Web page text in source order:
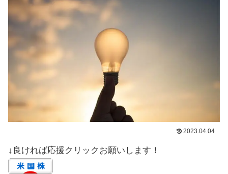
2023.04.04
↓良ければ応援クリックお願いします！